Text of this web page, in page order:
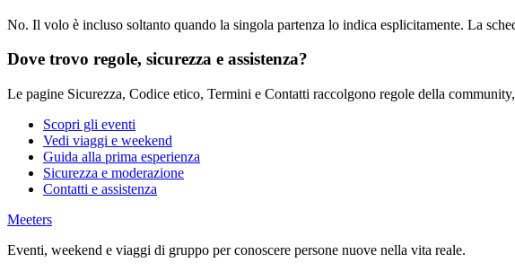
No. Il volo è incluso soltanto quando la singola partenza lo indica esplicitamente. La
Dove trovo regole, sicurezza e assistenza?
Le pagine Sicurezza, Codice etico, Termini e Contatti raccolgono regole della
Scopri gli eventi
Vedi viaggi e weekend
Guida alla prima esperienza
Sicurezza e moderazione
Contatti e assistenza
Meeters
Eventi, weekend e viaggi di gruppo per conoscere persone nuove nella vita reale.